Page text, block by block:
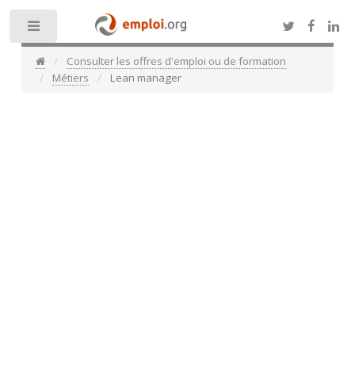
Consulter les offres d'emploi ou de formation
Métiers
Lean manager
Toggle